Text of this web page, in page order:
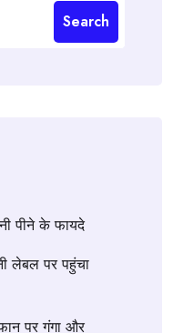
Search
पीने के फायदे
लेबल पर पहुंचा
पर गंगा और